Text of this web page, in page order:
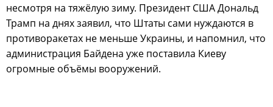
несмотря на тяжёлую зиму. Президент США Дональд
Трамп на днях заявил, что Штаты сами нуждаются в
противоракетах не меньше Украины, и напомнил, что
администрация Байдена уже поставила Киеву
огромные объёмы вооружений.